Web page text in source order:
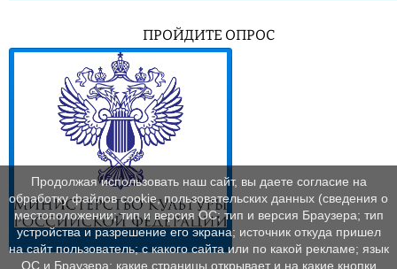
ПРОЙДИТЕ ОПРОС
Продолжая использовать наш сайт, вы даете согласие на
обработку файлов cookie, пользовательских данных (сведения о
местоположении; тип и версия ОС; тип и версия Браузера; тип
устройства и разрешение его экрана; источник откуда пришел
на сайт пользователь; с какого сайта или по какой рекламе; язык
ОС и Браузера; какие страницы открывает и на какие кнопки